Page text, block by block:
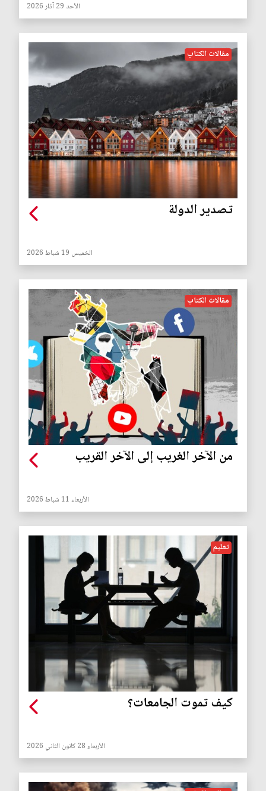
الأحد 29 آذار 2026
مقالات الكتاب
تصدير الدولة
الخميس 19 شباط 2026
مقالات الكتاب
من الآخر الغريب إلى الآخر القريب
الأربعاء 11 شباط 2026
تعليم
كيف تموت الجامعات؟
الأربعاء 28 كانون الثاني 2026